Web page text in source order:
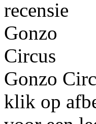
Gonzo
klik op